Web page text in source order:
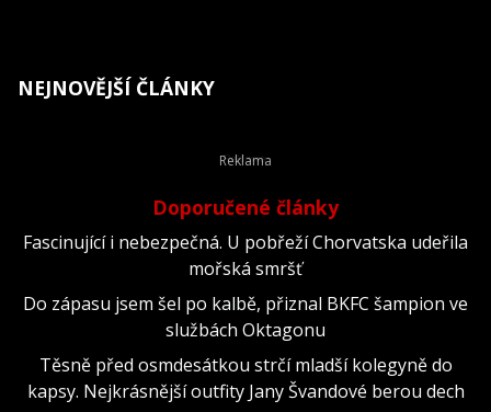
NEJNOVĚJŠÍ ČLÁNKY
Doporučené články
Fascinující i nebezpečná. U pobřeží Chorvatska udeřila
mořská smršť
Do zápasu jsem šel po kalbě, přiznal BKFC šampion ve
službách Oktagonu
Těsně před osmdesátkou strčí mladší kolegyně do
kapsy. Nejkrásnější outfity Jany Švandové berou dech